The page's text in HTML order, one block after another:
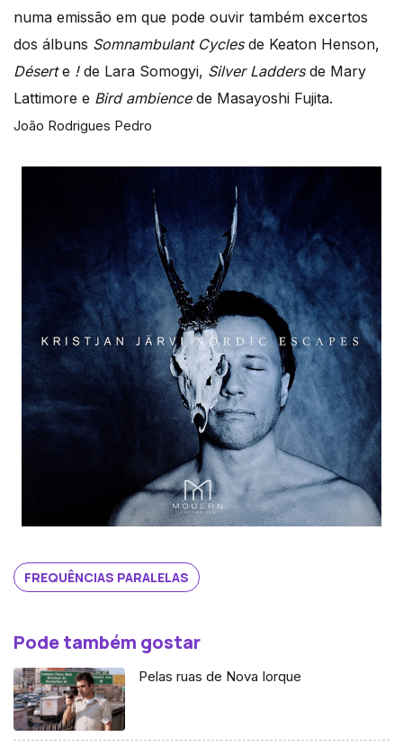
numa emissão em que pode ouvir também excertos
dos álbuns Somnambulant Cyclesde Keaton Henson,
Déserte !de Lara Somogyi, Silver Laddersde Mary
Lattimore e Bird ambiencede Masayoshi Fujita.
João Rodrigues Pedro
FREQUÊNCIAS PARALELAS
Pode também gostar
Pelas ruas de Nova Iorque